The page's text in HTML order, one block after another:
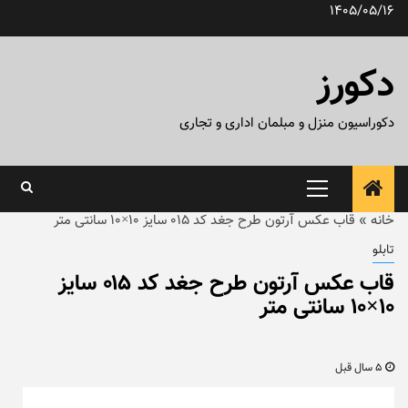
پرش1405/05/16
دکورز
دکوراسیون منزل و مبلمان اداری و تجاری
منوی
اصلی
خانه » قاب عکس آرتون طرح جغد کد ۰۱۵ سایز ۱۰×۱۰ سانتی متر
تابلو
قاب عکس آرتون طرح جغد کد ۰۱۵ سایز
۱۰×۱۰ سانتی متر